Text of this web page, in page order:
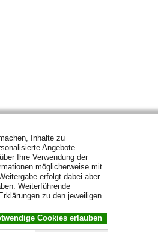
Inhalte zu
Angebote
Ihre Verwendung der
möglicherweise mit
erfolgt dabei aber
Weiterführende
zu den jeweiligen
Cookies erlauben